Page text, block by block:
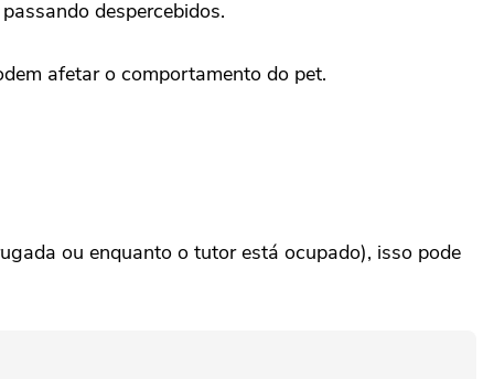
despercebidos.
afetar o comportamento do pet.
ou enquanto o tutor está ocupado), isso pode